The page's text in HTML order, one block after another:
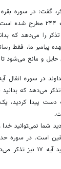
آمرزنده و بردبار است.
شماست. سوره بقره آیه ۲۶۷
حایل و مانع می‌شود
دست پیدا
بدانید بی‌تردید شما
آیه ۱۷ نیز